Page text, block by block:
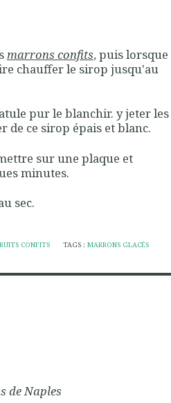
marrons confits, puis lorsque
chauffer le sirop jusqu'au
pur le blanchir. y jeter les
ce sirop épais et blanc.
sur une plaque et
minutes.
sec.
CONFITS TAGS :MARRONS GLACÉS
de Naples